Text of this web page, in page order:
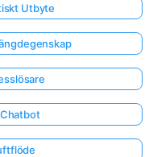
Utbyte